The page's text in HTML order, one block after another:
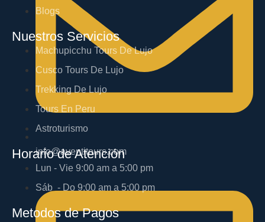
info@aventitours.com
Blogs
Nuestros Servicios
Machupicchu Tours De Lujo
Cusco Tours De Lujo
Trekking De Lujo
Tours En Peru
Astroturismo
Horario de Atención
Lun - Vie 9:00 am a 5:00 pm
Sáb - Do 9:00 am a 5:00 pm
Metodos de Pagos